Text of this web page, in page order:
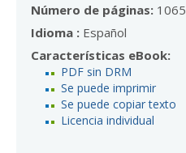
Número de páginas: 1065
Idioma : Español
Características eBook:
PDF sin DRM
Se puede imprimir
Se puede copiar texto
Licencia individual